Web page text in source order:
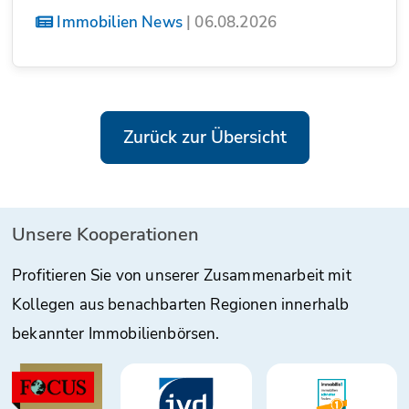
Immobilien News| 06.08.2026
Zurück zur Übersicht
Unsere Kooperationen
Profitieren Sie von unserer Zusammenarbeit mit
Kollegen aus benachbarten Regionen innerhalb
bekannter Immobilienbörsen.